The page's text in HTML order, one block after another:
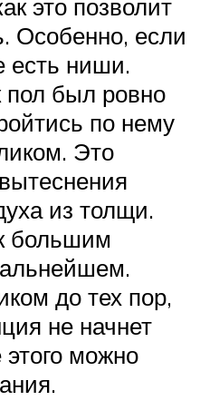
это позволит
Особенно, если
есть ниши.
пол был ровно
по нему
Это
из толщи.
большим
до тех пор,
не начнет
можно